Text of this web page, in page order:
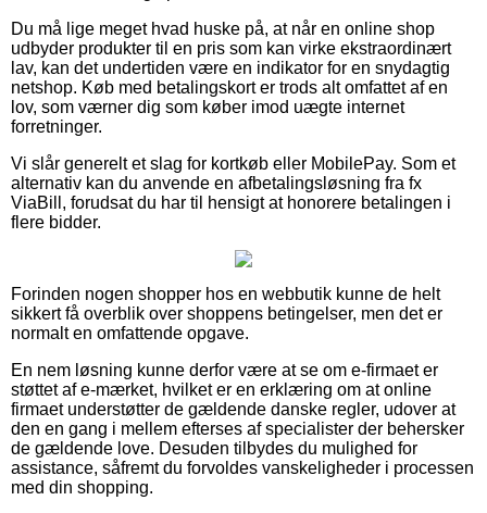
Du må lige meget hvad huske på, at når en online shop
udbyder produkter til en pris som kan virke ekstraordinært
lav, kan det undertiden være en indikator for en snydagtig
netshop. Køb med betalingskort er trods alt omfattet af en
lov, som værner dig som køber imod uægte internet
forretninger.
Vi slår generelt et slag for kortkøb eller MobilePay. Som et
alternativ kan du anvende en afbetalingsløsning fra fx
ViaBill, forudsat du har til hensigt at honorere betalingen i
flere bidder.
Forinden nogen shopper hos en webbutik kunne de helt
sikkert få overblik over shoppens betingelser, men det er
normalt en omfattende opgave.
En nem løsning kunne derfor være at se om e-firmaet er
støttet af e-mærket, hvilket er en erklæring om at online
firmaet understøtter de gældende danske regler, udover at
den en gang i mellem efterses af specialister der behersker
de gældende love. Desuden tilbydes du mulighed for
assistance, såfremt du forvoldes vanskeligheder i processen
med din shopping.